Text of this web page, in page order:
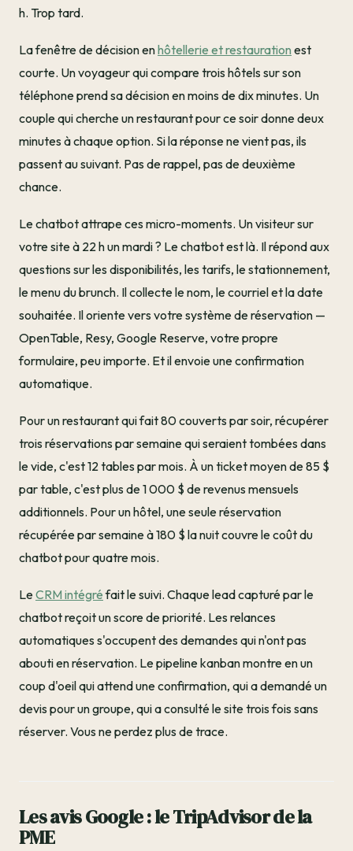
h. Trop tard.
La fenêtre de décision enhôtellerie et restauration est
courte. Un voyageur qui compare trois hôtels sur son
téléphone prend sa décision en moins de dix minutes. Un
couple qui cherche un restaurant pour ce soir donne deux
minutes à chaque option. Si la réponse ne vient pas, ils
passent au suivant. Pas de rappel, pas de deuxième
chance.
Le chatbot attrape ces micro-moments. Un visiteur sur
votre site à 22 h un mardi ? Le chatbot est là. Il répond aux
questions sur les disponibilités, les tarifs, le stationnement,
le menu du brunch. Il collecte le nom, le courriel et la date
souhaitée. Il oriente vers votre système de réservation —
OpenTable, Resy, Google Reserve, votre propre
formulaire, peu importe. Et il envoie une confirmation
automatique.
Pour un restaurant qui fait 80 couverts par soir, récupérer
trois réservations par semaine qui seraient tombées dans
le vide, c'est 12 tables par mois. À un ticket moyen de 85 $
par table, c'est plus de 1 000 $ de revenus mensuels
additionnels. Pour un hôtel, une seule réservation
récupérée par semaine à 180 $ la nuit couvre le coût du
chatbot pour quatre mois.
LeCRM intégréfait le suivi. Chaque lead capturé par le
chatbot reçoit un score de priorité. Les relances
automatiques s'occupent des demandes qui n'ont pas
abouti en réservation. Le pipeline kanban montre en un
coup d'oeil qui attend une confirmation, qui a demandé un
devis pour un groupe, qui a consulté le site trois fois sans
réserver. Vous ne perdez plus de trace.
Les avis Google : le TripAdvisor de la
PME